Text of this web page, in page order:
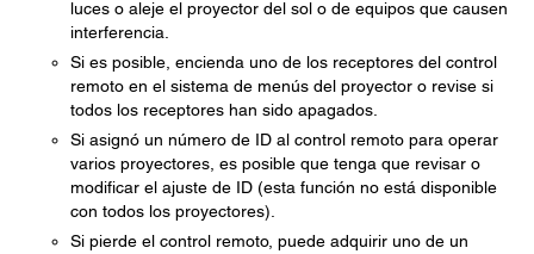
luces o aleje el proyector del sol o de equipos que causen
interferencia.
Si es posible, encienda uno de los receptores del control
remoto en el sistema de menús del proyector o revise si
todos los receptores han sido apagados.
Si asignó un número de ID al control remoto para operar
varios proyectores, es posible que tenga que revisar o
modificar el ajuste de ID (esta función no está disponible
con todos los proyectores).
Si pierde el control remoto, puede adquirir uno de un